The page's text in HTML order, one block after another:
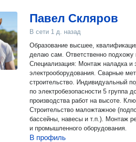
Павел Скляров
В сети 1 д. назад
Образование высшее, квалификация -
делаю сам. Ответственно подхожу к делу.
Специализация: Монтаж наладка и
электрооборудования. Сварные металлоконструкции. Малоэтажное
строительство. Индивидуальный подход. Удостоверение
по электробезопасности 5 группа
производства работ на высоте.
Строительство маложтажное
бассейны, навесы и т.п.). Монтаж
и промышленного оборудования.
В профиль